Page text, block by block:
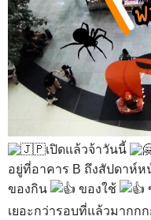
เปิดแล้วจ้าวันนี้
อยู่ที่อาคาร B ถึงสัปดาห์
ของกิน
ของใช้
เยอะกว่ารอบที่แล้วมากก